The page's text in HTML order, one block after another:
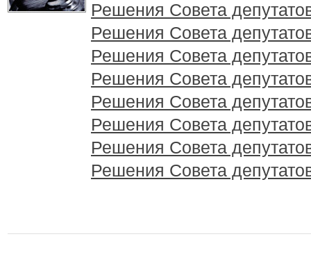
Решения Совета
Решения Совета
Решения Совета
Решения Совета
Решения Совета
Решения Совета
Решения Совета
Решения Совета